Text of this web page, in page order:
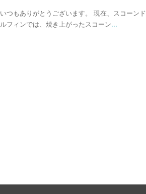
いつもありがとうございます。 現在、スコーンド
ルフィンでは、焼き上がったスコーン...